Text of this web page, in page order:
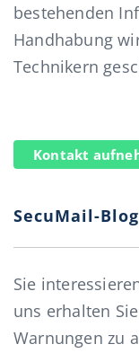
bestehenden
Handhabung
Technikern
Kontakt
SecuMail-
Sie
uns erhalten
Warnungen zu